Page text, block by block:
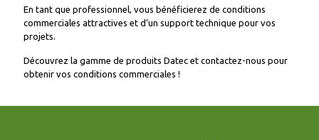
En tant que professionnel, vous bénéficierez de conditions
commerciales attractives et d’un support technique pour vos
projets.
Découvrez la gamme de produits Datec et contactez-nous pour
obtenir vos conditions commerciales !